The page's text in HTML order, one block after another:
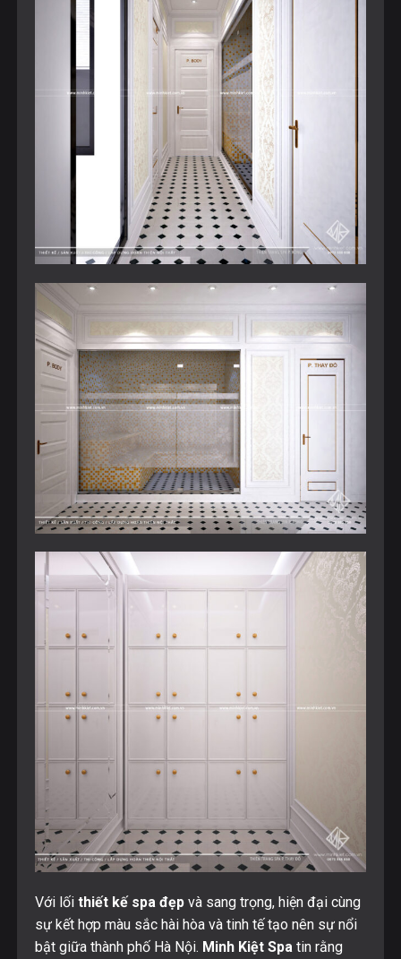
Với lối thiết kế spa đẹpvà sang trọng, hiện đại cùng
sự kết hợp màu sắc hài hòa và tinh tế tạo nên sự nổi
bật giữa thành phố Hà Nội. Minh Kiệt Spatin rằng